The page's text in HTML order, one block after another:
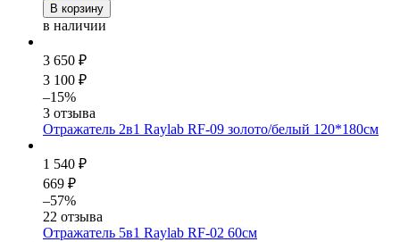
В корзину
в наличии
3 650 ₽
3 100 ₽
–15%
3 отзыва
Отражатель 2в1 Raylab RF-09 золото/белый 120*180см
1 540 ₽
669 ₽
–57%
22 отзыва
Отражатель 5в1 Raylab RF-02 60см